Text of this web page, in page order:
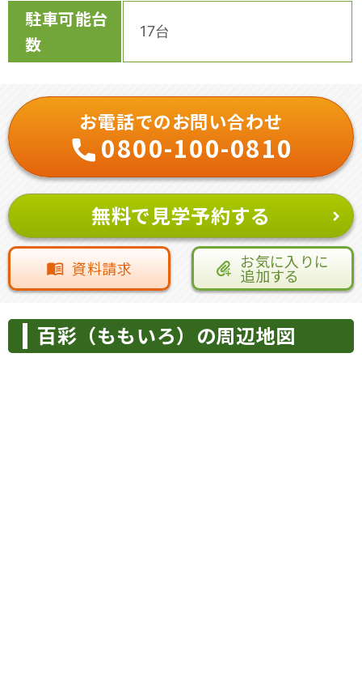
駐車可能台
数
17台
お電話でのお問い合わせ
0800-100-0810
無料で見学予約する
資料請求 お気に入りに
追加する
百彩（ももいろ）の周辺地図